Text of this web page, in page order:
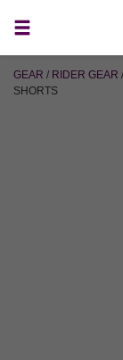
GEAR / RIDER GEAR /
SHORTS